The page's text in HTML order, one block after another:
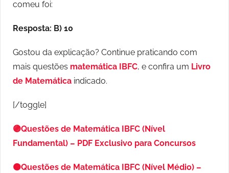
comeu foi:
Resposta: B) 10
Gostou da explicação? Continue praticando com
mais questões matemática IBFC, e confira um Livro
de Matemática indicado.
[/toggle]
🟣Questões de Matemática IBFC (Nível
Fundamental) – PDF Exclusivo para Concursos
🟠Questões de Matemática IBFC (Nível Médio) –